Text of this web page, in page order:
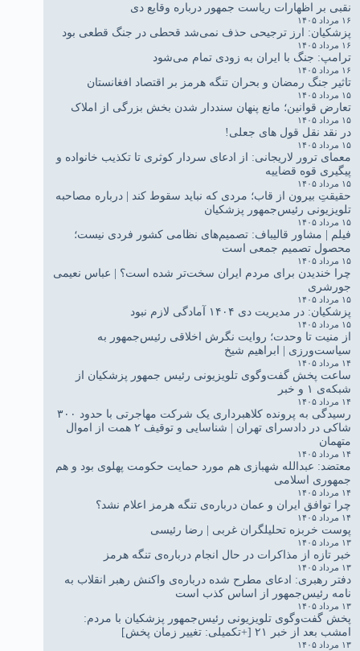
نقبی بر اظهارات ریاست جمهور درباره وقایع دی
۱۶ مرداد ۱۴۰۵
پزشکیان: ارز ترجیحی حذف نمی‌شد قحطی در جنگ قطعی بود
۱۶ مرداد ۱۴۰۵
ترامپ: جنگ با ایران به زودی تمام می‌شود
۱۶ مرداد ۱۴۰۵
تاثیر جنگ رمضان و بحران تنگه هرمز بر اقتصاد افغانستان
۱۵ مرداد ۱۴۰۵
تعارض قوانین؛ مانع پنهان سنددار شدن بخش بزرگی از املاک
۱۵ مرداد ۱۴۰۵
در نقد نقل قول های جعلی!
۱۵ مرداد ۱۴۰۵
معمای ترور لاریجانی: از ادعای سردار کوثری تا تکذیب خانواده و
پیگیری قوه قضاییه
۱۵ مرداد ۱۴۰۵
حقیقتِ بیرون از قاب؛ مردی که نباید سقوط کند | درباره مصاحبه
تلویزیونی رئیس‌جمهور پزشکیان
۱۵ مرداد ۱۴۰۵
فیلم | مشاور قالیباف: تصمیم‌های نظامی کشور فردی نیست؛
محصول تصمیم جمعی است
۱۵ مرداد ۱۴۰۵
چرا خندیدن برای مردم ایران سخت‌تر شده است؟ | عباس نعیمی
جورشری
۱۵ مرداد ۱۴۰۵
پزشکیان: در مدیریت دی ۱۴۰۴ آمادگی لازم نبود
۱۵ مرداد ۱۴۰۵
از منیت تا وحدت؛ روایت نگرش اخلاقی رئیس‌جمهور به
سیاست‌ورزی | ابراهیم شیخ
۱۴ مرداد ۱۴۰۵
ساعت پخش گفت‌وگوی تلویزیونی رئیس جمهور پزشکیان از
شبکه‌ی ۱ و خبر
۱۴ مرداد ۱۴۰۵
رسیدگی به پرونده کلاهبرداری یک شرکت مهاجرتی با حدود ۳۰۰
شاکی در دادسرای تهران | شناسایی و توقیف ۲ همت از اموال
متهمان
۱۴ مرداد ۱۴۰۵
معتضد: عبدالله شهبازی هم مورد حمایت حکومت پهلوی بود و هم
جمهوری اسلامی
۱۴ مرداد ۱۴۰۵
چرا توافق ایران و عمان درباره‌ی تنگه هرمز اعلام نشد؟
۱۴ مرداد ۱۴۰۵
پوست خربزه تحلیلگران غربی | رضا رئیسی
۱۳ مرداد ۱۴۰۵
خبر تازه از مذاکرات در حال انجام درباره‌ی تنگه هرمز
۱۳ مرداد ۱۴۰۵
دفتر رهبری: ادعای مطرح شده درباره‌ی واکنش رهبر انقلاب به
نامه رئیس‌جمهور از اساس کذب است
۱۳ مرداد ۱۴۰۵
پخش گفت‌وگوی تلویزیونی رئیس‌جمهور پزشکیان با مردم:
امشب بعد از خبر ۲۱ [+تکمیلی: تغییر زمان پخش]
۱۳ مرداد ۱۴۰۵